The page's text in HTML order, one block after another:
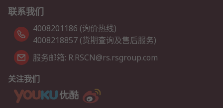
联系我们
4008201186 (询价热线)
4008218857 (货期查询及售后服务)
服务邮箱: R.RSCN@rs.rsgroup.com
关注我们